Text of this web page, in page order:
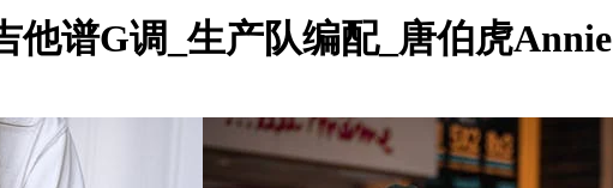
他谱G调_生产队编配_唐伯虎Annie